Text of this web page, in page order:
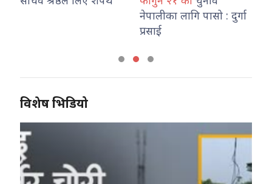
नेपालीका लागि पासो : दुर्गा
प्रसाई
विशेष भिडियो